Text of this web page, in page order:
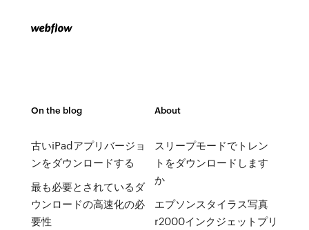
On the blog
古いiPadアプリバージョ
ンをダウンロードする
最も必要とされているダ
ウンロードの高速化の必
要性
About
スリープモードでトレン
トをダウンロードします
か
エプソンスタイラス写真
r2000インクジェットプリ